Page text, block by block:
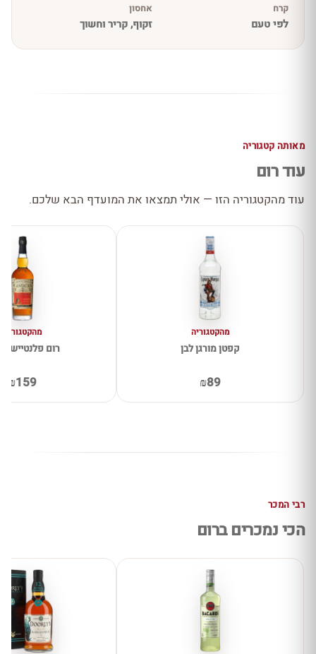
קרח
לפי טעם
אחסון
זקוף, קריר וחשוך
מאותה קטגוריה
עוד רום
עוד מהקטגוריה הזו — אולי תמצאו את המועדף הבא שלכם.
מהקטגוריה
קפטן מורגן לבן
₪89
מהקטגוריה
רום פלנטיישן
₪159
רבי המכר
הכי נמכרים ברום